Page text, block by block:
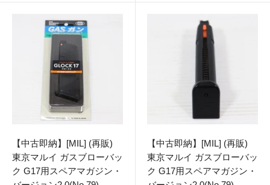
【中古即納】[MIL] (再販)
東京マルイ ガスブローバッ
ク G17用スペアマガジン・
【中古即納】[MIL] (再販)
東京マルイ ガスブローバッ
ク G17用スペアマガジン・